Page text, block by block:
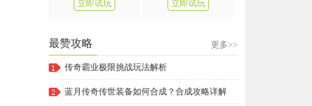
立即试玩
立即试玩
最赞攻略 更多>>
传奇霸业极限挑战玩法解析
蓝月传奇传世装备如何合成？合成攻略详解